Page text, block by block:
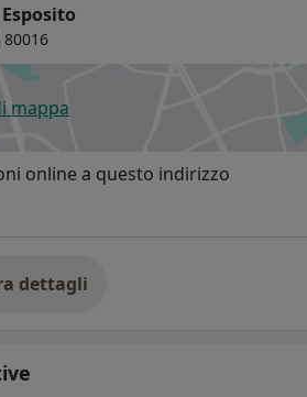
80016
mappa
si apre in una nuova scheda
online a questo indirizzo
dettagli
sull'indirizzo